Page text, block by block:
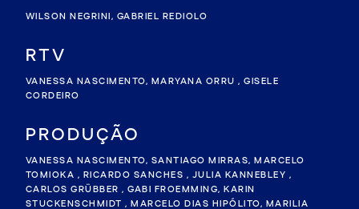
WILSON NEGRINI, GABRIEL REDIOLO
RTV
VANESSA NASCIMENTO, MARYANA ORRU , GISELE
CORDEIRO
PRODUÇÃO
VANESSA NASCIMENTO, SANTIAGO MIRRAS, MARCELO
TOMIOKA , RICARDO SANCHES , JULIA KANNEBLEY ,
CARLOS GRÜBBER , GABI FROEMMING, KARIN
STUCKENSCHMIDT , MARCELO DIAS HIPÓLITO, MARILIA